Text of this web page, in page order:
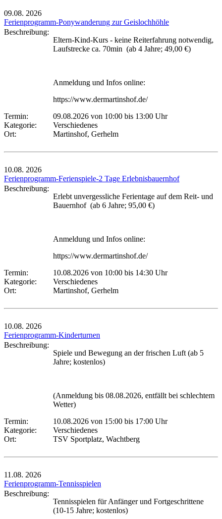
09.08. 2026
Ferienprogramm-Ponywanderung zur Geislochhöhle
Beschreibung:
Eltern-Kind-Kurs - keine Reiterfahrung notwendig,
Laufstrecke ca. 70min (ab 4 Jahre; 49,00 €)
Anmeldung und Infos online:
https://www.dermartinshof.de/
Termin:
09.08.2026 von 10:00 bis 13:00 Uhr
Kategorie:
Verschiedenes
Ort:
Martinshof, Gerhelm
10.08. 2026
Ferienprogramm-Ferienspiele-2 Tage Erlebnisbauernhof
Beschreibung:
Erlebt unvergessliche Ferientage auf dem Reit- und
Bauernhof (ab 6 Jahre; 95,00 €)
Anmeldung und Infos online:
https://www.dermartinshof.de/
Termin:
10.08.2026 von 10:00 bis 14:30 Uhr
Kategorie:
Verschiedenes
Ort:
Martinshof, Gerhelm
10.08. 2026
Ferienprogramm-Kinderturnen
Beschreibung:
Spiele und Bewegung an der frischen Luft (ab 5
Jahre; kostenlos)
(Anmeldung bis 08.08.2026, entfällt bei schlechtem
Wetter)
Termin:
10.08.2026 von 15:00 bis 17:00 Uhr
Kategorie:
Verschiedenes
Ort:
TSV Sportplatz, Wachtberg
11.08. 2026
Ferienprogramm-Tennisspielen
Beschreibung:
Tennisspielen für Anfänger und Fortgeschrittene
(10-15 Jahre; kostenlos)